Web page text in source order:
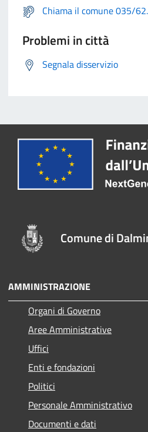
Chiama il comune 035/
Problemi in città
Segnala disservizio
Comune di
AMMINISTRAZIONE
Organi di Governo
Aree Amministrative
Uffici
Enti e fondazioni
Politici
Personale Amministrativo
Documenti e dati